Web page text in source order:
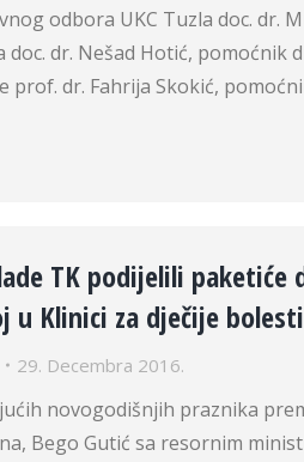
odbora UKC Tuzla doc. dr.
doc. dr. Nešad Hotić, pomoćnik
prof. dr. Fahrija Skokić,
TK podijelili paketiće
u Klinici za dječije bolesti
29. Decembra 2016.
novogodišnjih praznika
Bego Gutić sa resornim